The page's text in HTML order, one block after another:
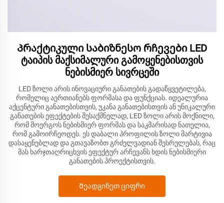
Პრაქტიკული საბიზნესო რჩევები LED
ტაიპის მაქსიმალური გამოყენებისთვის
ნებისმიერ სივრცეში
LED ზოლი არის ინოვაციური განათების გადაწყვეტილება,
რომელიც აერთიანებს ფორმასა და ფუნქციას. იდეალურია
აქცენტური განათებისთვის, უკანა განათებისთვის ან უნიკალური
განათების ეფექტების შესაქმნელად, LED ზოლი არის მოქნილი,
რომ მოერგოს ნებისმიერ ფორმას და საკმარისად ნათელია,
რომ გამოირჩეოდეს. ეს დაბალი პროფილის ზოლი მარტივია
დასაყენებლად და გთავაზობთ გრძელვადიან შესრულებას, რაც
მას ხარჯთაღრიცხვის ეფექტურ არჩევანს ხდის ნებისმიერი
განათების პროექტისთვის.
Შეადგინეთ ციფრი